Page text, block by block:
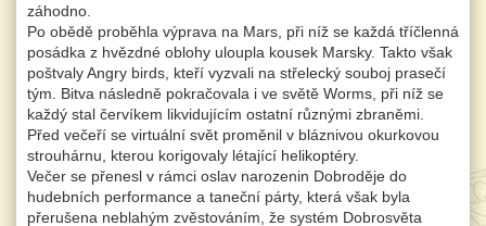
záhodno.
Po obědě proběhla výprava na Mars, při níž se každá tříčlenná
posádka z hvězdné oblohy uloupla kousek Marsky. Takto však
poštvaly Angry birds, kteří vyzvali na střelecký souboj prasečí
tým. Bitva následně pokračovala i ve světě Worms, při níž se
každý stal červíkem likvidujícím ostatní různými zbraněmi.
Před večeří se virtuální svět proměnil v bláznivou okurkovou
strouhárnu, kterou korigovaly létající helikoptéry.
Večer se přenesl v rámci oslav narozenin Dobroděje do
hudebních performance a taneční párty, která však byla
přerušena neblahým zvěstováním, že systém Dobrosvěta